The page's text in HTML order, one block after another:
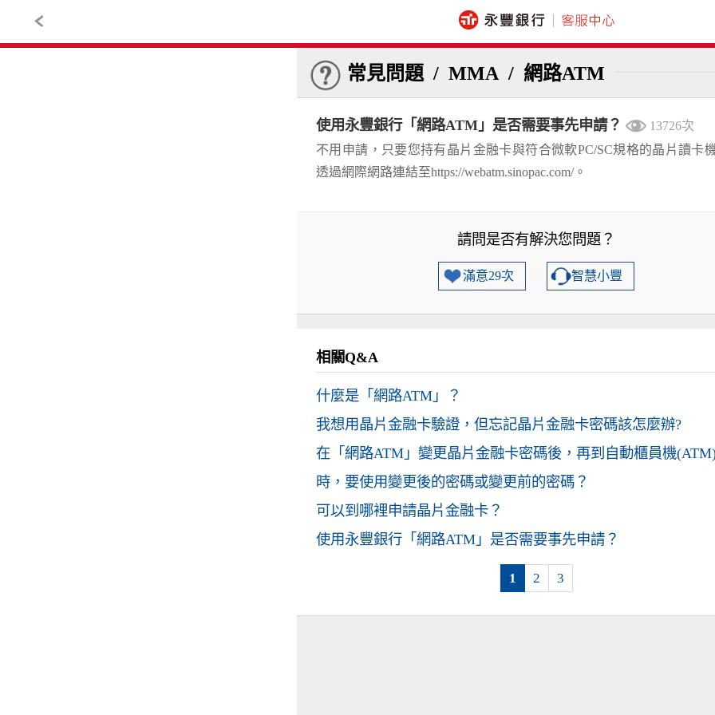
常見問題 / MMA / 網路ATM
使用永豐銀行「網路ATM」是否需要事先申請？
13726次
不用申請，只要您持有晶片金融卡與符合微軟PC/SC規格的晶片讀卡
透過網際網路連結至https://webatm.sinopac.com/。
請問是否有解決您問題？
滿意29次 智慧小豐
相關Q&A
什麼是「網路ATM」？
我想用晶片金融卡驗證，但忘記晶片金融卡密碼該怎麼辦?
在「網路ATM」變更晶片金融卡密碼後，再到自動櫃員機
時，要使用變更後的密碼或變更前的密碼？
可以到哪裡申請晶片金融卡？
使用永豐銀行「網路ATM」是否需要事先申請？
1 2 3